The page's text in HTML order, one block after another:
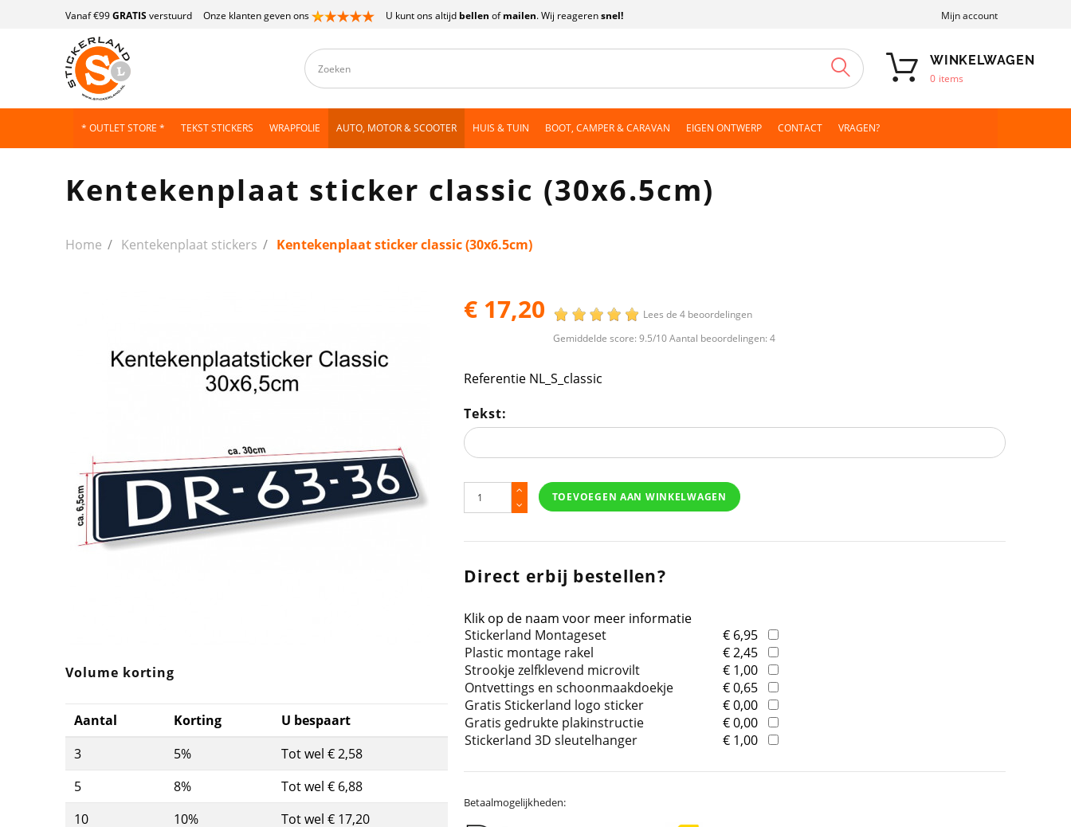
Vanaf €99GRATIS verstuurd Onze klanten geven ons U kunt ons altijd bellen ofmailen. Wij reagerensnel! Mijn account
ZOEKEN WINKELWAGEN
0 items
* OUTLET STORE * TEKST STICKERS WRAPFOLIE AUTO, MOTOR & SCOOTER HUIS & TUIN BOOT, CAMPER & CARAVAN EIGEN ONTWERP CONTACT VRAGEN?
Kentekenplaat sticker classic (30x6.5cm)
Home Kentekenplaat stickers Kentekenplaat sticker classic (30x6.5cm)
Volume korting
Aantal Korting
U bespaart
3
5%
Tot wel € 2,58
5
8%
Tot wel € 6,88
10
10%
Tot wel € 17,20
€ 17,20
Lees de 4 beoordelingen
Gemiddelde score: 9.5/10 Aantal beoordelingen: 4
Referentie NL_S_classic
Tekst:
TOEVOEGEN AAN WINKELWAGEN
Direct erbij bestellen?
Klik op de naam voor meer informatie
Stickerland Montageset
€ 6,95
Plastic montage rakel
€ 2,45
Strookje zelfklevend microvilt
€ 1,00
Ontvettings en schoonmaakdoekje
€ 0,65
Gratis Stickerland logo sticker
€ 0,00
Gratis gedrukte plakinstructie
€ 0,00
Stickerland 3D sleutelhanger
€ 1,00
Betaalmogelijkheden: